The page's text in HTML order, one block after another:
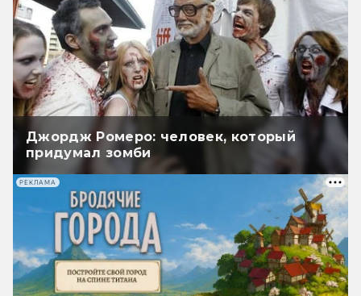
Джордж Ромеро: человек, который
придумал зомби
РЕКЛАМА